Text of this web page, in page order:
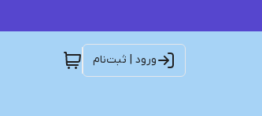
ورود | ثبت‌نام